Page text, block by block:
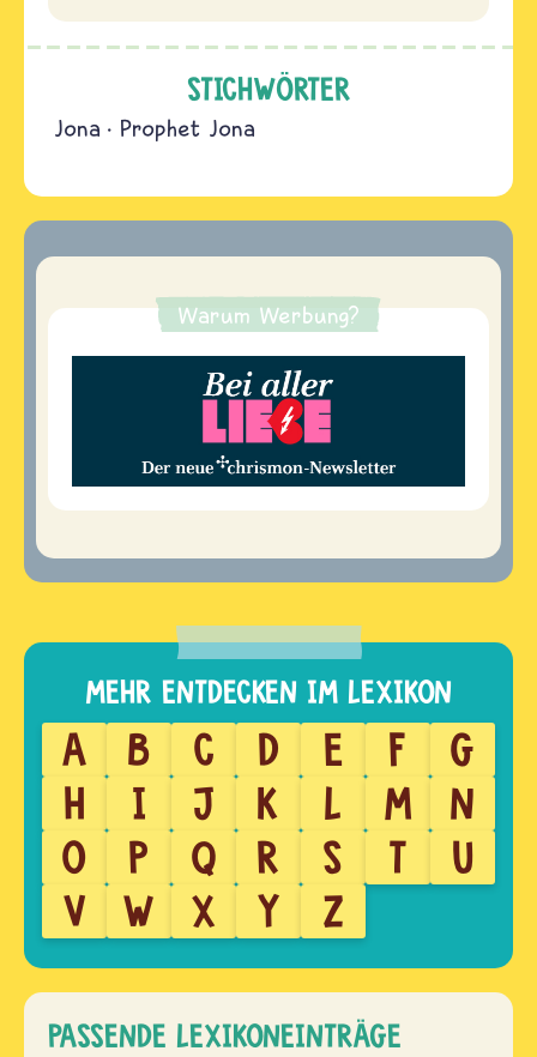
STICHWÖRTER
Jona Prophet Jona
Warum Werbung?
A B C D E F
G
H
I J K L M
N
O
P Q R S T
U
V
W X Y Z
PASSENDE LEXIKONEINTRÄGE